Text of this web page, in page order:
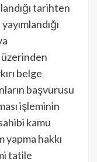
tarihten
belge
başvurusu
işleminin
kamu
hakkı
tatile